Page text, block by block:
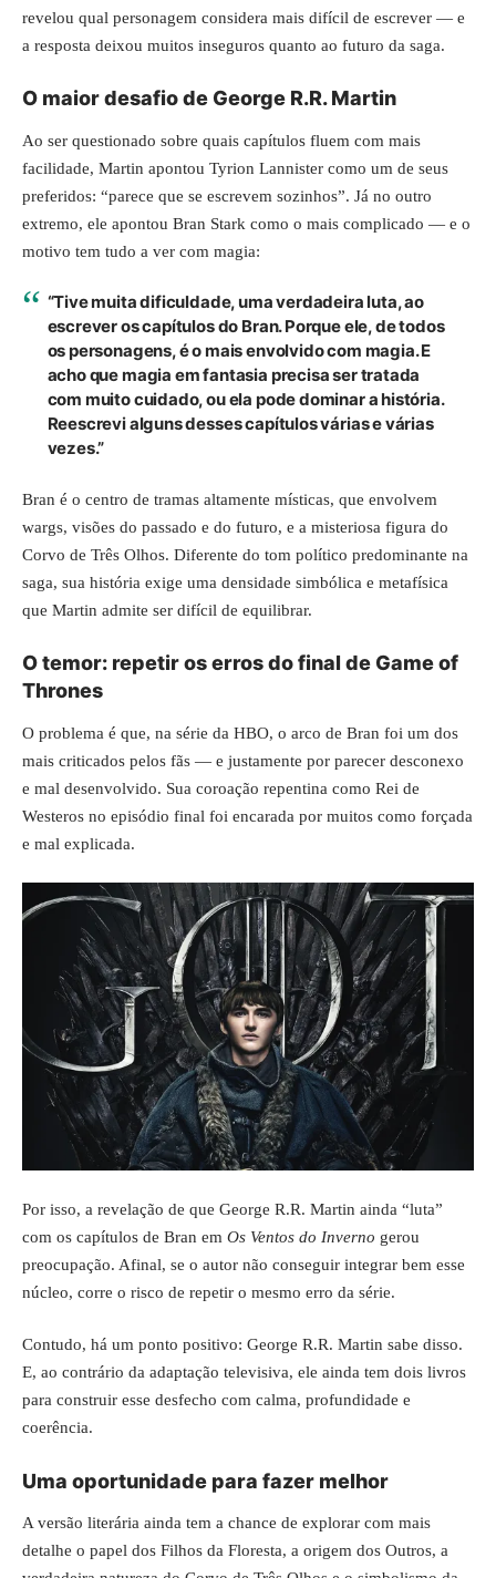
revelou qual personagem considera mais difícil de escrever — e
a resposta deixou muitos inseguros quanto ao futuro da saga.
O maior desafio de George R.R. Martin
Ao ser questionado sobre quais capítulos fluem com mais
facilidade, Martin apontou Tyrion Lannister como um de seus
preferidos: “parece que se escrevem sozinhos”. Já no outro
extremo, ele apontou Bran Stark como o mais complicado — e o
motivo tem tudo a ver com magia:
“Tive muita dificuldade, uma verdadeira luta, ao
escrever os capítulos do Bran. Porque ele, de todos
os personagens, é o mais envolvido com magia. E
acho que magia em fantasia precisa ser tratada
com muito cuidado, ou ela pode dominar a história.
Reescrevi alguns desses capítulos várias e várias
vezes.”
Bran é o centro de tramas altamente místicas, que envolvem
wargs, visões do passado e do futuro, e a misteriosa figura do
Corvo de Três Olhos. Diferente do tom político predominante na
saga, sua história exige uma densidade simbólica e metafísica
que Martin admite ser difícil de equilibrar.
O temor: repetir os erros do final de Game of
Thrones
O problema é que, na série da HBO, o arco de Bran foi um dos
mais criticados pelos fãs — e justamente por parecer desconexo
e mal desenvolvido. Sua coroação repentina como Rei de
Westeros no episódio final foi encarada por muitos como forçada
e mal explicada.
Por isso, a revelação de que George R.R. Martin ainda “luta”
com os capítulos de Bran em Os Ventos do Inverno gerou
preocupação. Afinal, se o autor não conseguir integrar bem esse
núcleo, corre o risco de repetir o mesmo erro da série.
Contudo, há um ponto positivo: George R.R. Martin sabe disso.
E, ao contrário da adaptação televisiva, ele ainda tem dois livros
para construir esse desfecho com calma, profundidade e
coerência.
Uma oportunidade para fazer melhor
A versão literária ainda tem a chance de explorar com mais
detalhe o papel dos Filhos da Floresta, a origem dos Outros, a